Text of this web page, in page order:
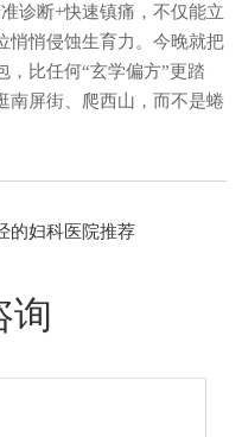
诊断+快速镇痛，不仅能立
悄悄侵蚀生育力。今晚就把
，比任何“玄学偏方”更踏
南屏街、爬西山，而不是蜷
的妇科医院推荐
询